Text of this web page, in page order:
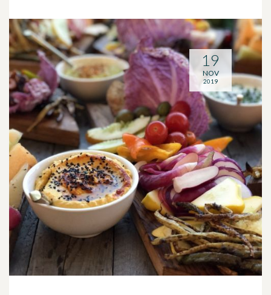
19
NOV
2019